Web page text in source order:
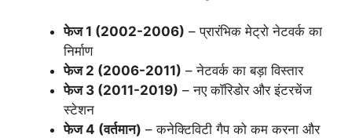
फेज 1 (2002-2006) – प्रारंभिक मेट्रो नेटवर्क का
निर्माण
फेज 2 (2006-2011) – नेटवर्क का बड़ा विस्तार
फेज 3 (2011-2019) – नए कॉरिडोर और इंटरचेंज
स्टेशन
फेज 4 (वर्तमान) – कनेक्टिविटी गैप को कम करना और